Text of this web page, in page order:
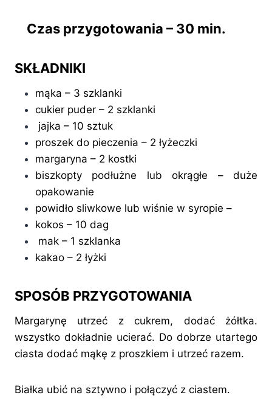
Czas przygotowania – 30 min.
SKŁADNIKI
mąka – 3 szklanki
cukier puder – 2 szklanki
jajka – 10 sztuk
proszek do pieczenia – 2 łyżeczki
margaryna – 2 kostki
biszkopty podłużne lub okrągłe – duże
opakowanie
powidło sliwkowe lub wiśnie w syropie –
kokos – 10 dag
mak – 1 szklanka
kakao – 2 łyżki
SPOSÓB PRZYGOTOWANIA
Margarynę utrzeć z cukrem, dodać żółtka.
wszystko dokładnie ucierać. Do dobrze utartego
ciasta dodać mąkę z proszkiem i utrzeć razem.
Białka ubić na sztywno i połączyć z ciastem.